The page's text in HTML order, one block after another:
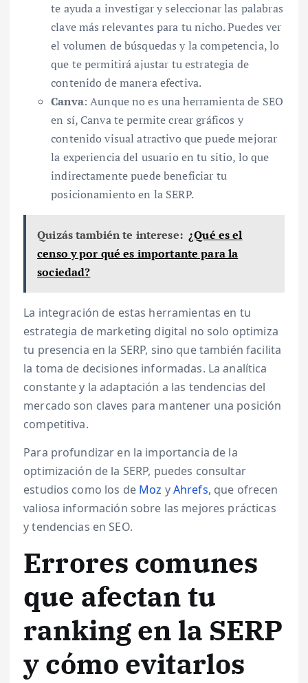
te ayuda a investigar y seleccionar las palabras
clave más relevantes para tu nicho. Puedes ver
el volumen de búsquedas y la competencia, lo
que te permitirá ajustar tu estrategia de
contenido de manera efectiva.
Canva: Aunque no es una herramienta de SEO
en sí, Canva te permite crear gráficos y
contenido visual atractivo que puede mejorar
la experiencia del usuario en tu sitio, lo que
indirectamente puede beneficiar tu
posicionamiento en la SERP.
Quizás también te interese: ¿Qué es el
censo y por qué es importante para la
sociedad?
La integración de estas herramientas en tu
estrategia de marketing digital no solo optimiza
tu presencia en la SERP, sino que también facilita
la toma de decisiones informadas. La analítica
constante y la adaptación a las tendencias del
mercado son claves para mantener una posición
competitiva.
Para profundizar en la importancia de la
optimización de la SERP, puedes consultar
estudios como los de Moz yAhrefs, que ofrecen
valiosa información sobre las mejores prácticas
y tendencias en SEO.
Errores comunes
que afectan tu
ranking en la SERP
y cómo evitarlos